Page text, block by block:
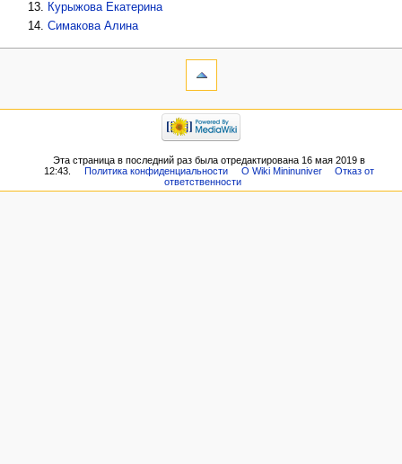
Курыжова Екатерина
Симакова Алина
Эта страница в последний раз была отредактирована 16 мая 2019 в
12:43.
Политика конфиденциальности О Wiki Mininuniver
Отказ от
ответственности